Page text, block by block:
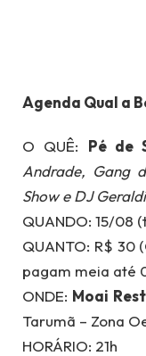
Agenda Qual a
O QUÊ: Pé de
Andrade, Gang
Show e DJ
QUANDO: 15/08
QUANTO: R$ 30
pagam meia até
ONDE: Moai
Tarumã – Zona
HORÁRIO: 21h